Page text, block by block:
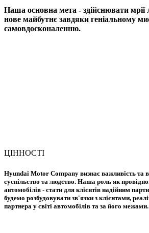
Наша основна мета - здійснювати
нове майбутнє завдяки геніальному
самовдосконаленню.
ЦІННОСТІ
Hyundai Motor Company визнає важливість та
суспільство та людство. Наша роль як
автомобілів - стати для клієнтів надійним
будемо розбудовувати зв'язки з клієнтами,
партнера у світі автомобілів та за його межами.